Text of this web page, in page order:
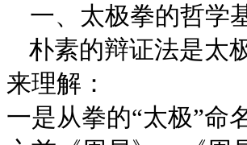
一、 太极拳的哲学
朴素的辩证法是太
来理解：
一是从拳的“太极”命